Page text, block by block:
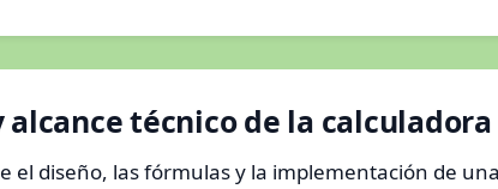
alcance técnico de la calculadora
el diseño, las fórmulas y la implementación de